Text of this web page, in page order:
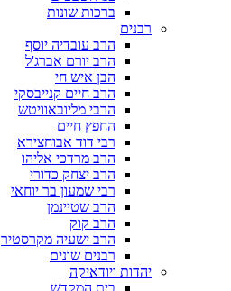
ברכות שונות
רבנים
הרב עובדיה יוסף
הרב יורם אברג'ל
הבן איש חי
הרב חיים קנייבסקי
הרבי מליובאוויטש
החפץ חיים
רבי דוד אבוחצירא
הרב מרדכי אליהו
הרב יצחק כדורי
רבי שמעון בר יוחאי
הרב שטיינמן
הרב קוק
הרב ישעיה מקרסטיר
רבנים שונים
יהדות ויודאיקה
בית המקדש